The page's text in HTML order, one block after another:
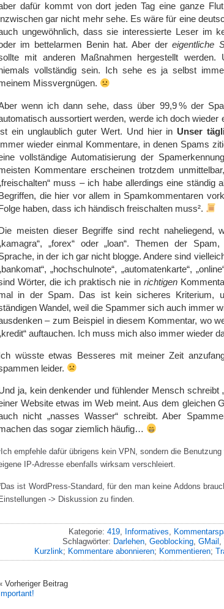
dafür kommt von dort jeden Tag eine ganze
gar nicht mehr sehe. Es wäre für eine
ungewöhnlich, dass sie interessierte Leser im
im bettelarmen Benin hat. Aber dereigentliche
mit anderen Maßnahmen hergestellt
vollständig sein. Ich sehe es ja selbst
Missvergnügen.
wenn ich dann sehe, dass über 99,9 % der
aussortiert werden, werde ich doch wieder
ein unglaublich guter Wert. Und hier in Unser
wieder einmal Kommentare, in denen Spams
vollständige Automatisierung der
Kommentare erscheinen trotzdem
muss – ich habe allerdings eine ständig
die hier vor allem in Spamkommentaren
haben, dass ich händisch freischalten muss².
meisten dieser Begriffe sind recht naheliegend,
„forex“ oder „loan“. Themen der
in der ich gar nicht blogge. Andere sind
„hochschulnote“, „automatenkarte“,
Wörter, die ich praktisch nie in richtigen
in der Spam. Das ist kein sicheres Kriterium,
Wandel, weil die Spammer sich auch immer
– zum Beispiel in diesem Kommentar, wo
auftauchen. Ich muss mich also immer wieder
wüsste etwas Besseres mit meiner Zeit
leider.
ja, kein denkender und fühlender Mensch schreibt
Website etwas im Web meint. Aus dem gleichen
nicht „nasses Wasser“ schreibt. Aber
das sogar ziemlich häufig…
empfehle dafür übrigens kein VPN, sondern die Benutzung
IP-Adresse ebenfalls wirksam verschleiert.
ist WordPress-Standard, für den man keine Addons
Einstellungen -> Diskussion zu finden.
Kategorie: 419, Informatives,
Schlagwörter: Darlehen, Geoblocking, GMail ,
Kurzlink; Kommentare abonnieren; Kommentieren;
Vorheriger Beitrag
Important!